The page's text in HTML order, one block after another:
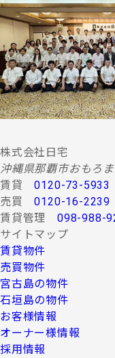
株式会社日宅
沖縄県那覇市おもろ
賃貸0120-73-5933
売買0120-16-2239
賃貸管理 098-988-
サイトマップ
賃貸物件
売買物件
宮古島の物件
石垣島の物件
お客様情報
オーナー様情報
採用情報